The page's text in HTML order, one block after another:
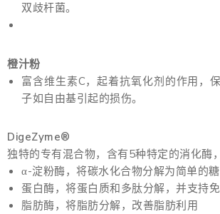
双歧杆菌。
橙汁粉
富含维生素C，起着抗氧化剂的作用，
子如自由基引起的损伤。
DigeZyme®
独特的专有混合物，含有5种特定的消化酶
α-淀粉酶，将碳水化合物分解为简单的
蛋白酶，将蛋白质和多肽分解，并支持
脂肪酶，将脂肪分解，改善脂肪利用